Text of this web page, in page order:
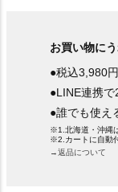
お買い物に
●税込3,980
●LINE連携
●誰でも使え
※1.北海道・沖縄
※2.カートに自動
→返品について